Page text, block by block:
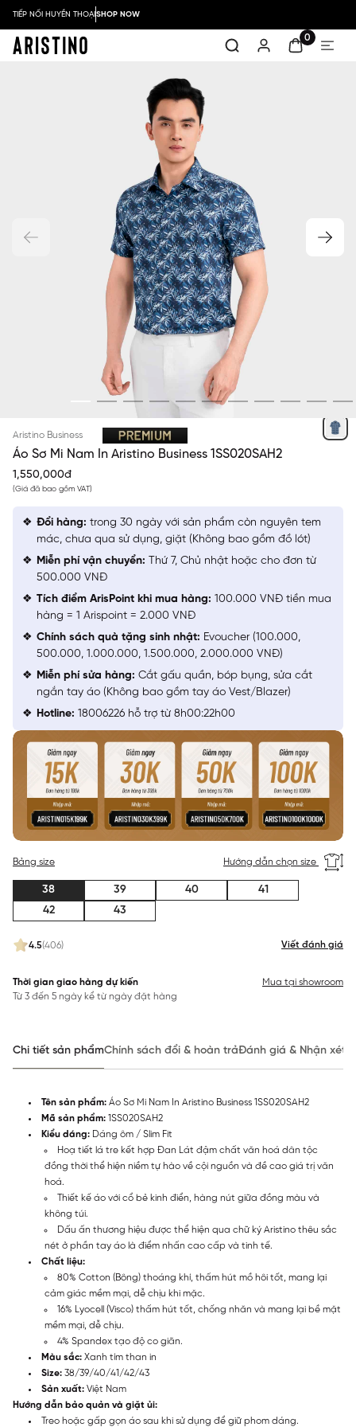
TIẾP NỐI HUYỀN THOẠISHOP NOW
0
Aristino Business
Áo Sơ Mi Nam In Aristino Business 1SS020SAH2
1,550,000đ
(Giá đã bao gồm VAT)
4.5(406) Viết đánh giá
Bảng size Hướng dẫn chọn size
38 39 40
41
42
43
Thời gian giao hàng dự kiến
Từ 3 đến 5 ngày kể từ ngày đặt hàng
Mua tại showroom
Đổi hàng: trong 30 ngày với sản phẩm còn nguyên tem
mác, chưa qua sử dụng, giặt (Không bao gồm đồ lót)
Miễn phí vận chuyển: Thứ 7, Chủ nhật hoặc cho đơn từ
500.000 VNĐ
Tích điểm ArisPoint khi mua hàng: 100.000 VNĐ tiền mua
hàng = 1 Arispoint = 2.000 VNĐ
Chính sách quà tặng sinh nhật: Evoucher (100.000,
500.000, 1.000.000, 1.500.000, 2.000.000 VNĐ)
Miễn phí sửa hàng: Cắt gấu quần, bóp bụng, sửa cắt
ngắn tay áo (Không bao gồm tay áo Vest/Blazer)
Hotline: 18006226 hỗ trợ từ 8h00:22h00
Chi tiết sản phẩmChính sách đổi & hoàn trảĐánh giá & Nhận xét
Tên sản phẩm: Áo Sơ Mi Nam In Aristino Business 1SS020SAH2
Mã sản phẩm: 1SS020SAH2
Kiểu dáng: Dáng ôm / Slim Fit
Hoạ tiết lá tre kết hợp Đan Lát đậm chất văn hoá dân tộc
đồng thời thể hiện niềm tự hào về cội nguồn và đề cao giá trị văn
hoá.
Thiết kế áo với cổ bẻ kinh điển, hàng nút giữa đồng màu và
không túi.
Dấu ấn thương hiệu được thể hiện qua chữ ký Aristino thêu sắc
nét ở phần tay áo là điểm nhấn cao cấp và tinh tế.
Chất liệu:
80% Cotton (Bông) thoáng khí, thấm hút mồ hôi tốt, mang lại
cảm giác mềm mại, dễ chịu khi mặc.
16% Lyocell (Visco) thấm hút tốt, chống nhăn và mang lại bề mặt
mềm mại, dễ chịu.
4% Spandex tạo độ co giãn.
Màu sắc: Xanh tím than in
Size: 38/39/40/41/42/43
Sản xuất: Việt Nam
Hướng dẫn bảo quản và giặt ủi:
Treo hoặc gấp gọn áo sau khi sử dụng để giữ phom dáng.